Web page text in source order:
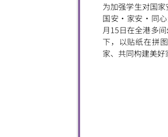
为加强学生对国
国安・家安・同
月15日在全港多
下，以贴纸在拼
家、共同构建美好